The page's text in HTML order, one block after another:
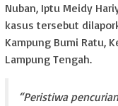
Nuban, Iptu Meidy
kasus tersebut
Kampung Bumi Ratu,
Lampung Tengah.
“Peristiwa